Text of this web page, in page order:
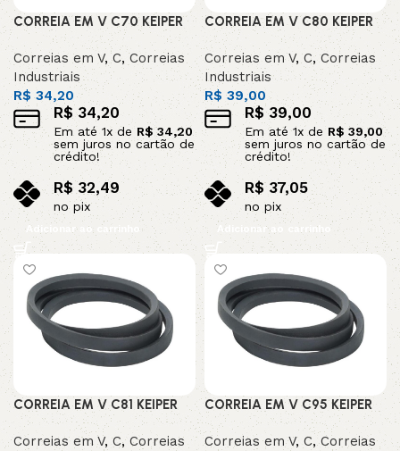
CORREIA EM V C70 KEIPER
Correias em V,C,Correias
Industriais
R$ 34,20
R$ 34,20
Em até 1x de R$34,20
sem juros no cartão de
crédito!
R$ 32,49
no pix
Adicionar ao carrinho
CORREIA EM V C80 KEIPER
Correias em V,C,Correias
Industriais
R$ 39,00
R$39,00
Em até1x de R$ 39,00
sem juros no cartão de
crédito!
R$37,05
no pix
Adicionar ao carrinho
CORREIA EM V C81 KEIPER
Correias em V,C, Correias
CORREIA EM V C95 KEIPER
Correias em V, C,Correias